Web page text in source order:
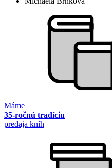
Máme
35-ročnú tradíciu
predaja kníh